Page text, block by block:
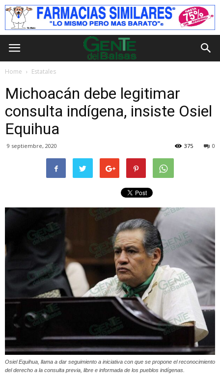
Home Estatales
Michoacán debe legitimar
consulta indígena, insiste Osiel
Equihua
9 septiembre, 2020 0
375
Osiel Equihua, llama a dar seguimiento a iniciativa con que se propone el reconocimiento
del derecho a la consulta previa, libre e informada de los pueblos indígenas.